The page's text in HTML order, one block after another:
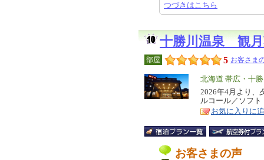
つづきはこちら
十勝川温泉 観
部屋 5 お客さま
エ
リ
ア
北海道 帯広・十勝
特
徴
2026年4月より、
ルコール／ソフ
お気に入りに
お客さまの声